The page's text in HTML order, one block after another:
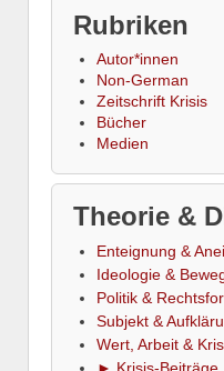
Rubriken
Autor*innen
Non-German
Zeitschrift Krisis
Bücher
Medien
Theorie &
Enteignung &
Ideologie &
Politik &
Subjekt &
Wert, Arbeit &
► Krisis-Beiträge